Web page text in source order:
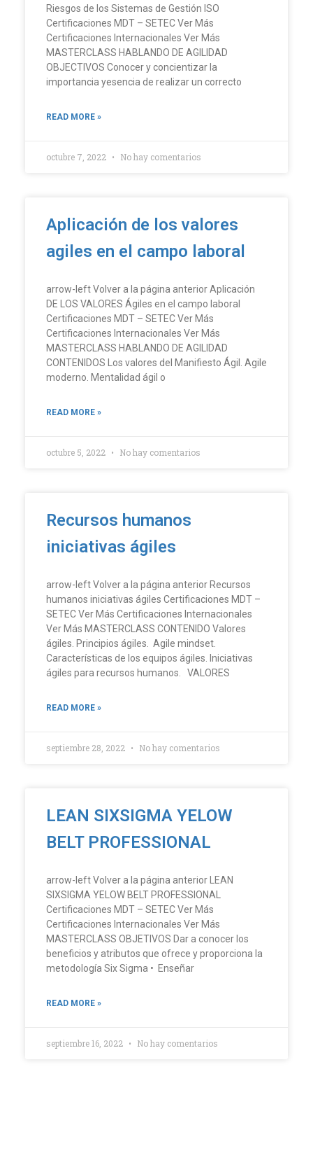
Riesgos de los Sistemas de Gestión ISO
Certificaciones MDT – SETEC Ver Más
Certificaciones Internacionales Ver Más
MASTERCLASS HABLANDO DE AGILIDAD
OBJECTIVOS Conocer y concientizar la
importancia yesencia de realizar un correcto
READ MORE »
octubre 7, 2022 No hay comentarios
Aplicación de los valores
agiles en el campo laboral
arrow-left Volver a la página anterior Aplicación
DE LOS VALORES Ágiles en el campo laboral
Certificaciones MDT – SETEC Ver Más
Certificaciones Internacionales Ver Más
MASTERCLASS HABLANDO DE AGILIDAD
CONTENIDOS Los valores del Manifiesto Ágil. Agile
moderno. Mentalidad ágil o
READ MORE »
octubre 5, 2022 No hay comentarios
Recursos humanos
iniciativas ágiles
arrow-left Volver a la página anterior Recursos
humanos iniciativas ágiles Certificaciones MDT –
SETEC Ver Más Certificaciones Internacionales
Ver Más MASTERCLASS CONTENIDO Valores
ágiles. Principios ágiles. Agile mindset.
Características de los equipos ágiles. Iniciativas
ágiles para recursos humanos. VALORES
READ MORE »
septiembre 28, 2022 No hay comentarios
LEAN SIXSIGMA YELOW
BELT PROFESSIONAL
arrow-left Volver a la página anterior LEAN
SIXSIGMA YELOW BELT PROFESSIONAL
Certificaciones MDT – SETEC Ver Más
Certificaciones Internacionales Ver Más
MASTERCLASS OBJETIVOS Dar a conocer los
beneficios y atributos que ofrece y proporciona la
metodología Six Sigma • Enseñar
READ MORE »
septiembre 16, 2022 No hay comentarios